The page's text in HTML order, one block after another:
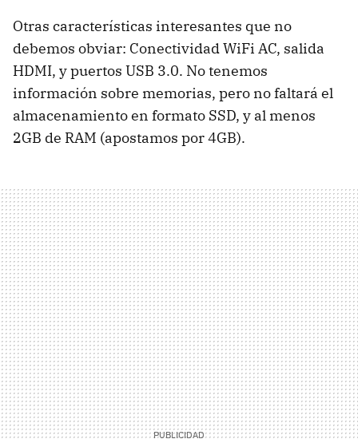
Otras características interesantes que no
debemos obviar: Conectividad WiFi AC, salida
HDMI, y puertos USB 3.0. No tenemos
información sobre memorias, pero no faltará el
almacenamiento en formato SSD, y al menos
2GB de RAM (apostamos por 4GB).